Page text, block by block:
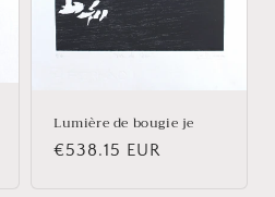
Lumière de bougie je
Prix
€538.15 EUR